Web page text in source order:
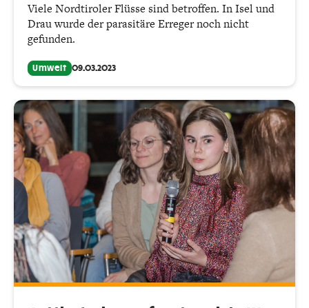
Viele Nordtiroler Flüsse sind betroffen. In Isel und
Drau wurde der parasitäre Erreger noch nicht
gefunden.
Umwelt 09.03.2023